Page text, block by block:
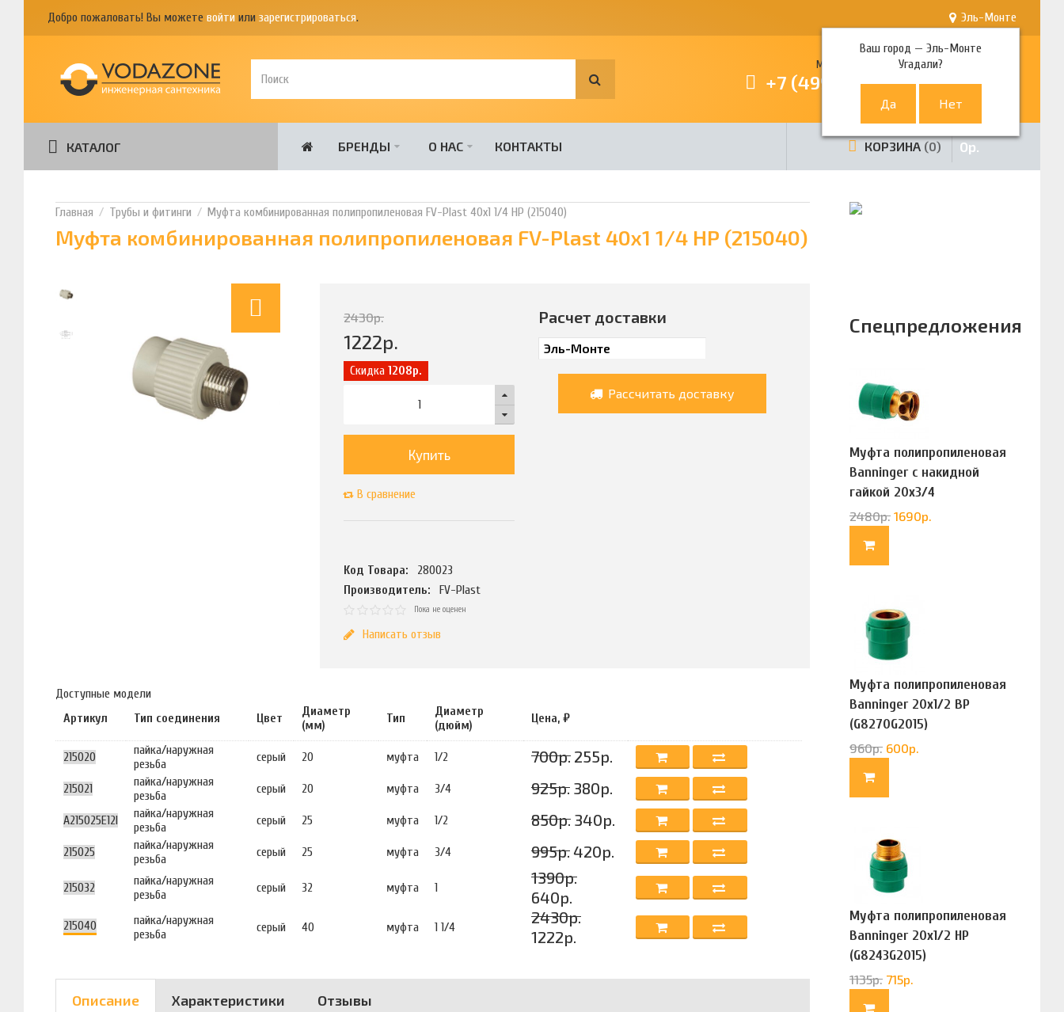
Добро пожаловать! Вы можете войти или зарегистрироваться. Эль-Монте
Ваш город —Эль-Монте
Угадали?
Многоканальный телефон
+7 (499) 380-80-80
КАТАЛОГ БРЕНДЫ О НАС КОНТАКТЫ КОРЗИНА 0 0р.
Трубы и фитинги Муфта комбинированная полипропиленовая FV-Plast 40х1 1/4 НР (215040)
Муфта комбинированная полипропиленовая FV-Plast 40х1 1/4 НР (215040)
2430р.
1222р.
Скидка1208р.
Купить
В сравнение
Код Товара:
280023
Производитель:
FV-Plast
Пока не оценен
Написать отзыв
Расчет доставки
Рассчитать доставку
Доступные модели
Артикул
Тип соединения Цвет
Диаметр
(мм)
Тип
Диаметр
(дюйм)
Цена, ₽
215020
пайка/наружная
резьба
серый 20 муфта 1/2 700р. 255р.
215021
пайка/наружная
резьба
серый 20 муфта 3/4 925р. 380р.
A215025E12I
пайка/наружная
резьба
серый 25 муфта 1/2 850р. 340р.
215025
пайка/наружная
резьба
серый 25 муфта 3/4 995р. 420р.
215032
пайка/наружная
резьба
серый 32 муфта 1
1390р.
640р.
215040
пайка/наружная
резьба
серый 40 муфта 1 1/4
2430р.
1222р.
Описание Характеристики Отзывы
Спецпредложения
Муфта полипропиленовая
Banninger с накидной
гайкой 20х3/4
(G83322020)
2480р. 1690р.
Муфта полипропиленовая
Banninger 20х1/2 ВР
(G8270G2015)
960р. 600р.
Муфта полипропиленовая
Banninger 20х1/2 НР
(G8243G2015)
1135р. 715р.